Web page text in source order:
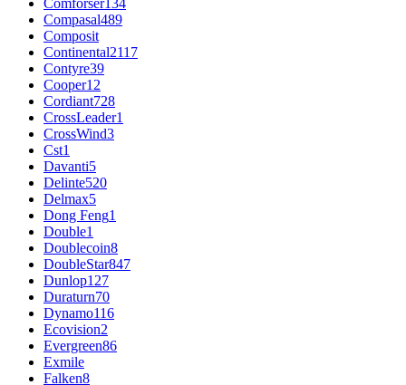
Compasal489
Composit
Continental2117
Contyre39
Cooper12
Cordiant728
CrossLeader1
CrossWind3
Cst1
Davanti5
Delinte520
Delmax5
Dong Feng1
Double1
Doublecoin8
DoubleStar847
Dunlop127
Duraturn70
Dynamo116
Ecovision2
Evergreen86
Exmile
Falken8